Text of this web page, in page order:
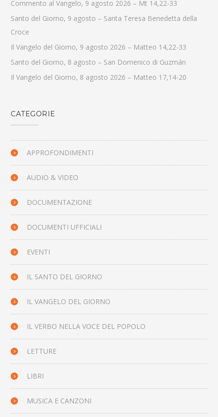
Commento al Vangelo, 9 agosto 2026 – Mt 14,22-33
Santo del Giorno, 9 agosto – Santa Teresa Benedetta della
Croce
Il Vangelo del Giorno, 9 agosto 2026 – Matteo 14,22-33
Santo del Giorno, 8 agosto – San Domenico di Guzmán
Il Vangelo del Giorno, 8 agosto 2026 – Matteo 17,14-20
CATEGORIE
APPROFONDIMENTI
AUDIO & VIDEO
DOCUMENTAZIONE
DOCUMENTI UFFICIALI
EVENTI
IL SANTO DEL GIORNO
IL VANGELO DEL GIORNO
IL VERBO NELLA VOCE DEL POPOLO
LETTURE
LIBRI
MUSICA E CANZONI